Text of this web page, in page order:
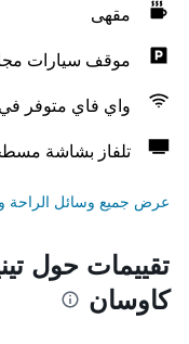
مقهى
موقف سيارات
واي فاي متوفر
تلفاز بشاشة
عرض جميع وسائل الراحة
تقييمات حول
كاوسان